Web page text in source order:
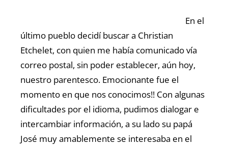
En el
último pueblo decidí buscar a Christian
Etchelet, con quien me había comunicado vía
correo postal, sin poder establecer, aún hoy,
nuestro parentesco. Emocionante fue el
momento en que nos conocimos!! Con algunas
dificultades por el idioma, pudimos dialogar e
intercambiar información, a su lado su papá
José muy amablemente se interesaba en el